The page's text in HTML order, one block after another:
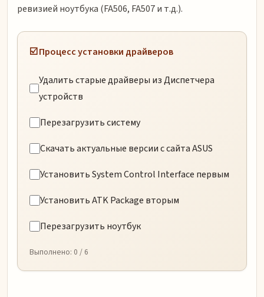
ревизией ноутбука (FA506, FA507 и т.д.).
☑️ Процесс установки драйверов
Удалить старые драйверы из Диспетчера
устройств
Перезагрузить систему
Скачать актуальные версии с сайта ASUS
Установить System Control Interface первым
Установить ATK Package вторым
Перезагрузить ноутбук
Выполнено: 0 / 6